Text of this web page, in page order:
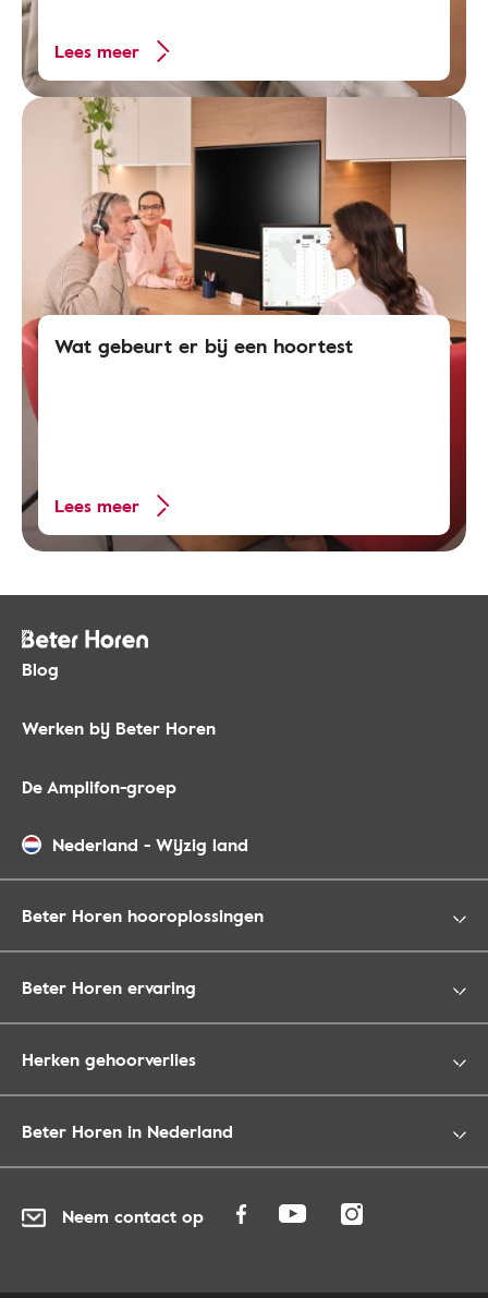
Lees meer
Wat gebeurt er bij een hoortest
Lees meer
Blog
Werken bij Beter Horen
De Amplifon-groep
Nederland - Wijzig land
Beter Horen hooroplossingen
Beter Horen ervaring
Herken gehoorverlies
Beter Horen in Nederland
Neem contact op